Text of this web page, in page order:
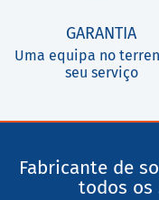
GARANTIA
Uma equipa no
seu serviço
Fabricante de
todos os